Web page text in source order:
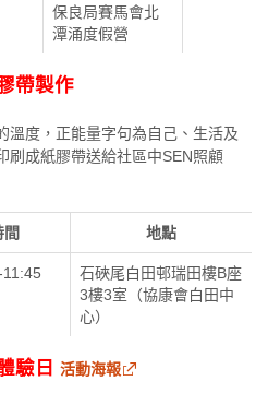
保良局賽馬會北
潭涌度假營
帶製作
溫度，正能量字句為自己、生活及
刷成紙膠帶送給社區中SEN照顧
間 地點
石硤尾白田邨瑞田樓B座
3樓3室（協康會白田中
心）
驗日活動海報